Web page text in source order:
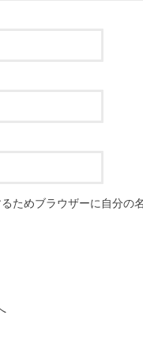
ためブラウザーに自分の